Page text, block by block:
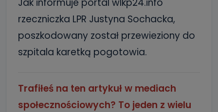
Jak informuje portal wlkp24.info
rzeczniczka LPR Justyna Sochacka,
poszkodowany został przewieziony do
szpitala karetką pogotowia.
Trafiłeś na ten artykuł w mediach
społecznościowych? To jeden z wielu